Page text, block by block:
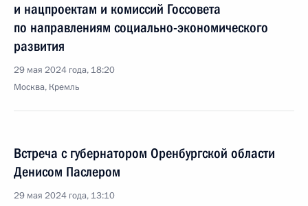
и нацпроектам и комиссий Госсовета
по направлениям социально-экономического
развития
29 мая 2024 года, 18:20
Москва, Кремль
Встреча с губернатором Оренбургской области
Денисом Паслером
29 мая 2024 года, 13:10